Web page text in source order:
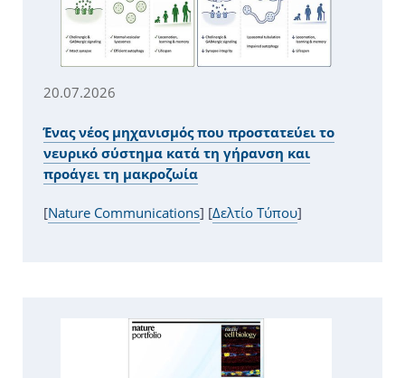
20.07.2026
Ένας νέος μηχανισμός που προστατεύει το
νευρικό σύστημα κατά τη γήρανση και
προάγει τη μακροζωία
[Nature Communications] [Δελτίο Τύπου]